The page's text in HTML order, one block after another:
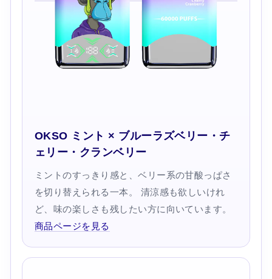
OKSO ミント × ブルーラズベリー・チ
ェリー・クランベリー
ミントのすっきり感と、ベリー系の甘酸っぱさ
を切り替えられる一本。 清涼感も欲しいけれ
ど、味の楽しさも残したい方に向いています。
商品ページを見る